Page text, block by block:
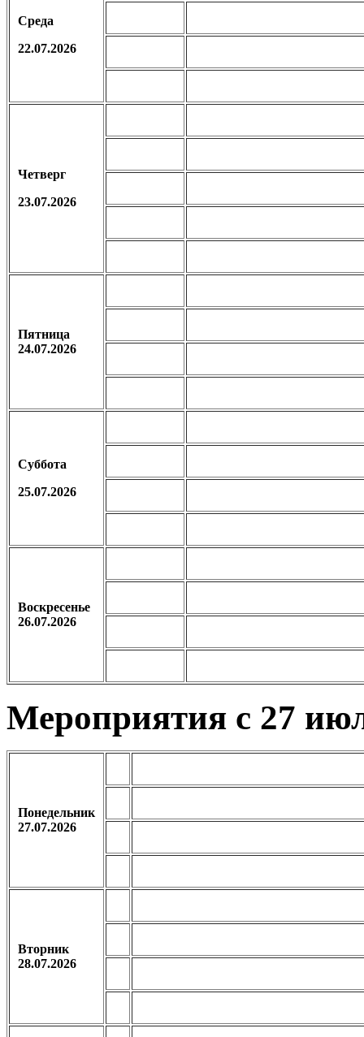
Среда
22.07.2026
Четверг
23.07.2026
Пятница
24.07.2026
Суббота
25.07.2026
Воскресенье
26.07.2026
Мероприятия с 27
Понедельник
27.07.2026
Вторник
28.07.2026